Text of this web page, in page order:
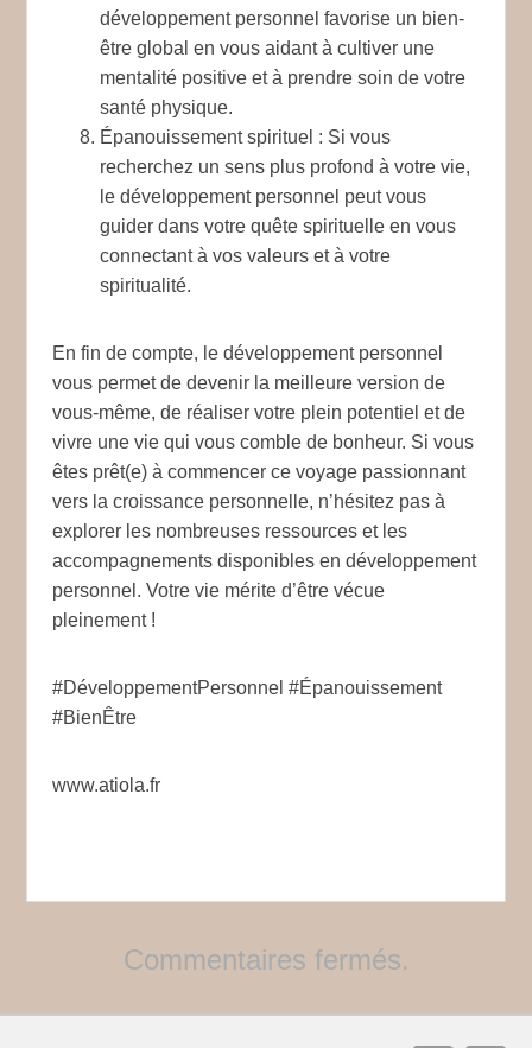
développement personnel favorise un bien-
être global en vous aidant à cultiver une
mentalité positive et à prendre soin de votre
santé physique.
Épanouissement spirituel : Si vous
recherchez un sens plus profond à votre vie,
le développement personnel peut vous
guider dans votre quête spirituelle en vous
connectant à vos valeurs et à votre
spiritualité.
En fin de compte, le développement personnel
vous permet de devenir la meilleure version de
vous-même, de réaliser votre plein potentiel et de
vivre une vie qui vous comble de bonheur. Si vous
êtes prêt(e) à commencer ce voyage passionnant
vers la croissance personnelle, n’hésitez pas à
explorer les nombreuses ressources et les
accompagnements disponibles en développement
personnel. Votre vie mérite d’être vécue
pleinement !
#DéveloppementPersonnel #Épanouissement
#BienÊtre
www.atiola.fr
Commentaires fermés.